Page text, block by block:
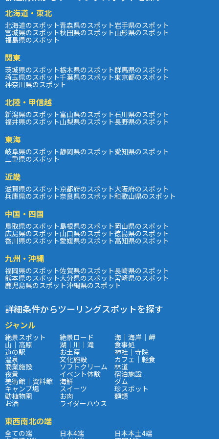
北海道・東北
北海道のスポット青森県のスポット岩手県のスポット
宮城県のスポット秋田県のスポット山形県のスポット
福島県のスポット
関東
茨城県のスポット栃木県のスポット群馬県のスポット
埼玉県のスポット千葉県のスポット東京都のスポット
神奈川県のスポット
北陸・甲信越
新潟県のスポット富山県のスポット石川県のスポット
福井県のスポット山梨県のスポット長野県のスポット
東海
岐阜県のスポット静岡県のスポット愛知県のスポット
三重県のスポット
近畿
滋賀県のスポット京都府のスポット大阪府のスポット
兵庫県のスポット奈良県のスポット和歌山県のスポット
中国・四国
鳥取県のスポット島根県のスポット岡山県のスポット
広島県のスポット山口県のスポット徳島県のスポット
香川県のスポット愛媛県のスポット高知県のスポット
九州・沖縄
福岡県のスポット佐賀県のスポット長崎県のスポット
熊本県のスポット大分県のスポット宮崎県のスポット
鹿児島県のスポット沖縄県のスポット
詳細条件からツーリングスポットを探す
ジャンル
絶景スポット 絶景ロード 海｜海岸｜岬
山｜高原 湖｜川｜滝 食事処
道の駅 お土産 神社｜寺院
温泉 文化施設 カフェ｜軽食
商業施設 ソフトクリーム 林道
夜景 イベント体験 宿泊施設
美術館｜資料館 海鮮 ダム
キャンプ場 スイーツ 珍スポット
動植物園 お肉 麺類
お酒 ライダーハウス
東西南北の端
全ての端 日本4端 日本本土4端